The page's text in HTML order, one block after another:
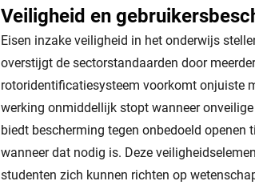
Veiligheid en
Eisen inzake veiligheid in het onderwijs
overstijgt de sectorstandaarden door
rotoridentificatiesysteem voorkomt onjuiste
werking onmiddellijk stopt wanneer
biedt bescherming tegen onbedoeld
wanneer dat nodig is. Deze
studenten zich kunnen richten op